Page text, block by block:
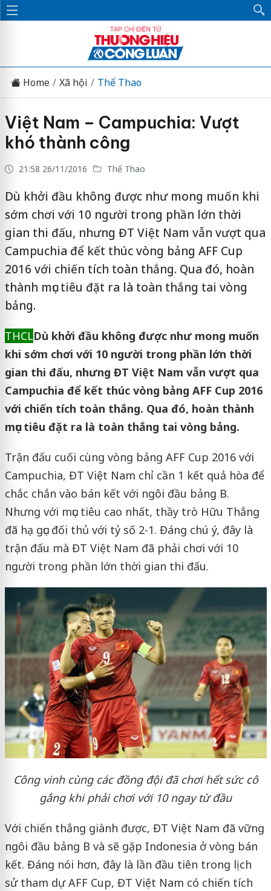
Home Xã hội Thể Thao
Việt Nam – Campuchia: Vượt
khó thành công
21:58 26/11/2016 Thể Thao
Dù khởi đầu không được như mong muốn khi
sớm chơi với 10 người trong phần lớn thời
gian thi đấu, nhưng ĐT Việt Nam vẫn vượt qua
Campuchia để kết thúc vòng bảng AFF Cup
2016 với chiến tích toàn thắng. Qua đó, hoàn
thành mục tiêu đặt ra là toàn thắng tai vòng
bảng.
THCLDù khởi đầu không được như mong muốn
khi sớm chơi với 10 người trong phần lớn thời
gian thi đấu, nhưng ĐT Việt Nam vẫn vượt qua
Campuchia để kết thúc vòng bảng AFF Cup 2016
với chiến tích toàn thắng. Qua đó, hoàn thành
mục tiêu đặt ra là toàn thắng tai vòng bảng.
Trận đấu cuối cùng vòng bảng AFF Cup 2016 với
Campuchia, ĐT Việt Nam chỉ cần 1 kết quả hòa để
chắc chắn vào bán kết với ngôi đầu bảng B.
Nhưng với mục tiêu cao nhất, thầy trò Hữu Thắng
đã hạ gục đối thủ với tỷ số 2-1. Đáng chú ý, đây là
trận đấu mà ĐT Việt Nam đã phải chơi với 10
người trong phần lớn thời gian thi đấu.
Công vinh cùng các đồng đội đã chơi hết sức cô
gắng khi phải chơi với 10 ngay từ đầu
Với chiến thắng giành được, ĐT Việt Nam đã vững
ngôi đầu bảng B và sẽ gặp Indonesia ở vòng bán
kết. Đáng nói hơn, đây là lần đầu tiên trong lịch
sử tham dự AFF Cup, ĐT Việt Nam có chiến tích